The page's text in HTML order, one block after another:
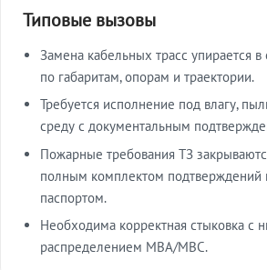
Типовые вызовы
Замена кабельных трасс упирается в
по габаритам, опорам и траектории.
Требуется исполнение под влагу,
среду с документальным
Пожарные требования ТЗ
полным комплектом подтверждений
паспортом.
Необходима корректная стыковка с
распределением МВА/МВС.